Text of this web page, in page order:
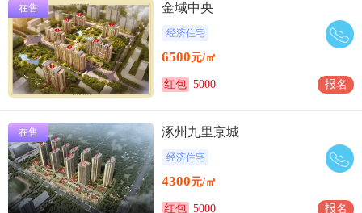
在售 金域中央
经济住宅
6500元/㎡
红包 5000 报名
在售 涿州九里京城
经济住宅
4300元/㎡
红包 5000 报名